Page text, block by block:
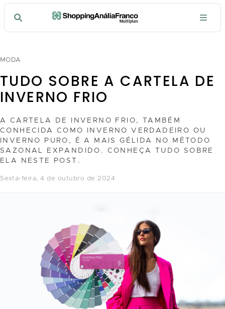
MODA
TUDO SOBRE A CARTELA DE
INVERNO FRIO
A CARTELA DE INVERNO FRIO, TAMBÉM
CONHECIDA COMO INVERNO VERDADEIRO OU
INVERNO PURO, É A MAIS GÉLIDA NO MÉTODO
SAZONAL EXPANDIDO. CONHEÇA TUDO SOBRE
ELA NESTE POST.
sexta-feira, 4 de outubro de 2024